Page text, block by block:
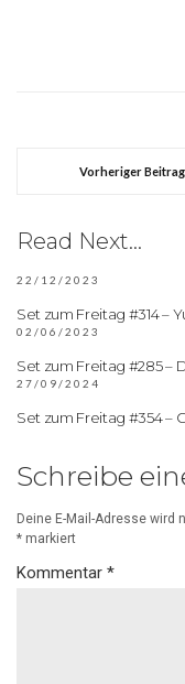
Vorheriger Beitrag
Read Next...
22/12/2023
Set zum Freitag #314 –
02/06/2023
Set zum Freitag #285 –
27/09/2024
Set zum Freitag #354 –
Schreibe
Deine E-Mail-Adresse wird
* markiert
Kommentar *